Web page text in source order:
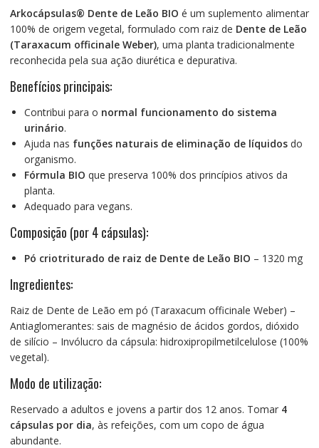
Arkocápsulas® Dente de Leão BIO é um suplemento alimentar
100% de origem vegetal, formulado com raiz de Dente de Leão
(Taraxacum officinale Weber), uma planta tradicionalmente
reconhecida pela sua ação diurética e depurativa.
Benefícios principais:
Contribui para o normal funcionamento do sistema
urinário.
Ajuda nas funções naturais de eliminação de líquidosdo
organismo.
Fórmula BIO que preserva 100% dos princípios ativos da
planta.
Adequado para vegans.
Composição (por 4 cápsulas):
Pó criotriturado de raiz de Dente de Leão BIO – 1320 mg
Ingredientes:
Raiz de Dente de Leão em pó (Taraxacum officinale Weber) –
Antiaglomerantes: sais de magnésio de ácidos gordos, dióxido
de silício – Invólucro da cápsula: hidroxipropilmetilcelulose (100%
vegetal).
Modo de utilização:
Reservado a adultos e jovens a partir dos 12 anos. Tomar 4
cápsulas por dia, às refeições, com um copo de água
abundante.